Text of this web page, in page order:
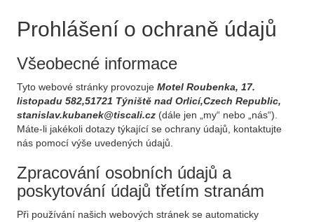
Prohlášení o ochraně údajů
Všeobecné informace
Tyto webové stránky provozuje Motel Roubenka, 17.
listopadu 582,51721 Týniště nad Orlicí,Czech Republic,
stanislav.kubanek@tiscali.cz (dále jen „my“ nebo „nás“).
Máte-li jakékoli dotazy týkající se ochrany údajů, kontaktujte
nás pomocí výše uvedených údajů.
Zpracování osobních údajů a
poskytování údajů třetím stranám
Při používání našich webových stránek se automaticky